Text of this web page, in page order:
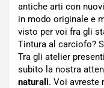
antiche arti con
in modo originale e
visto per voi fra gli
Tintura al carciofo?
Tra gli atelier
subito la nostra
naturali. Voi avreste